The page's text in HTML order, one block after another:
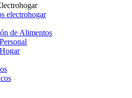
electrohogar
de Alimentos